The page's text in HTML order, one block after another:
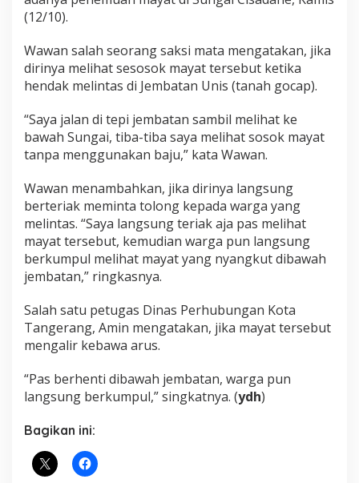
(12/10).
Wawan salah seorang saksi mata mengatakan, jika
dirinya melihat sesosok mayat tersebut ketika
hendak melintas di Jembatan Unis (tanah gocap).
“Saya jalan di tepi jembatan sambil melihat ke
bawah Sungai, tiba-tiba saya melihat sosok mayat
tanpa menggunakan baju,” kata Wawan.
Wawan menambahkan, jika dirinya langsung
berteriak meminta tolong kepada warga yang
melintas. “Saya langsung teriak aja pas melihat
mayat tersebut, kemudian warga pun langsung
berkumpul melihat mayat yang nyangkut dibawah
jembatan,” ringkasnya.
Salah satu petugas Dinas Perhubungan Kota
Tangerang, Amin mengatakan, jika mayat tersebut
mengalir kebawa arus.
“Pas berhenti dibawah jembatan, warga pun
langsung berkumpul,” singkatnya. (ydh)
Bagikan ini: